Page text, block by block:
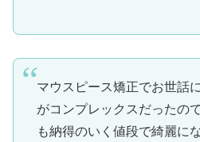
マウスピース矯正でお世話
がコンプレックスだったの
も納得のいく値段で綺麗に